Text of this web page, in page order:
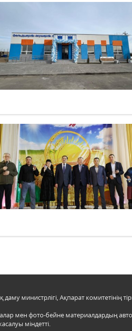
министрлігі, Ақпарат комитетінің
мен фото-бейне материалдардың
міндетті.